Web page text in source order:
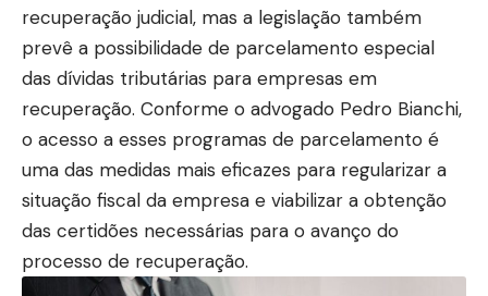
recuperação judicial, mas a legislação também
prevê a possibilidade de parcelamento especial
das dívidas tributárias para empresas em
recuperação. Conforme o advogado Pedro Bianchi,
o acesso a esses programas de parcelamento é
uma das medidas mais eficazes para regularizar a
situação fiscal da empresa e viabilizar a obtenção
das certidões necessárias para o avanço do
processo de recuperação.